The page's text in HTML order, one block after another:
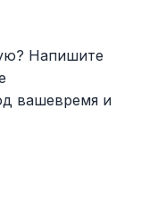
Напишите
вашевремя и